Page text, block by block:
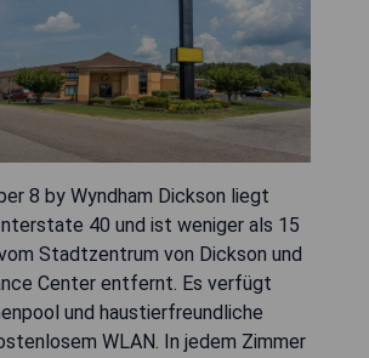
8 by Wyndham Dickson liegt
40 und ist weniger als 15
Stadtzentrum von Dickson und
Center entfernt. Es verfügt
und haustierfreundliche
WLAN. In jedem Zimmer